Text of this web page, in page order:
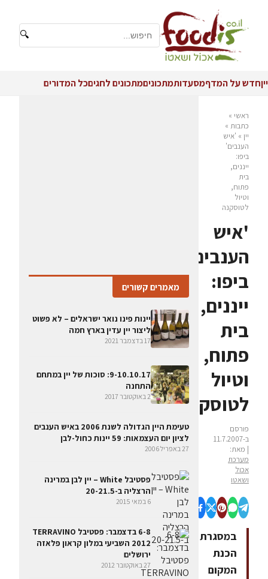
🔍
ייןחדש על המדףמסעדותמתכוניםמתכונים לחגיםכל המדורים
ראשי »
כתבות »
יין » 'איש
הענבים'
ביפו:
ייננים,
בית
פתוח,
וטיול
לטוסקנה
'איש
הענבים'
ביפו:
ייננים,
בית
פתוח,
וטיול
לטוסקנה
פורסם
ב-11.7.2007
| מאת:
מערכת
אכול
ושאטו
במסגרת
הכנת
המקום
מאמרים קשורים
יינות פינו נואר ישראלים – לא פשוט
ליצור יין עדין בארץ חמה
17 בדצמבר 2021
9-10.10.17: סוכות של יין במתחם
התחנה
2 באוקטובר 2017
טעימת היין הגדולה לשנת 2006 באיש הענבים
לציון יום העצמאות: 59 יינות כחול-לבן
27 באפריל 2006
פסטיבל White – יין לבן במרינה
הרצליה ב-20-21.5
6 במאי 2015
6-8 בדצמבר: פסטיבל TERRAVINO
2012 השביעי במלון קראון פלאזה
ירושלים
27 באוקטובר 2012